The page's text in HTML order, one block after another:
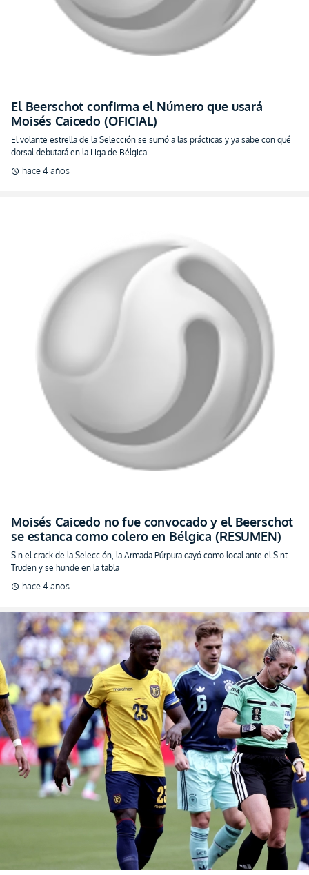
El Beerschot confirma el Número que usará
Moisés Caicedo (OFICIAL)
El volante estrella de la Selección se sumó a las prácticas y ya sabe con qué
dorsal debutará en la Liga de Bélgica
schedule hace 4 años
Moisés Caicedo no fue convocado y el Beerschot
se estanca como colero en Bélgica (RESUMEN)
Sin el crack de la Selección, la Armada Púrpura cayó como local ante el Sint-
Truden y se hunde en la tabla
schedule hace 4 años